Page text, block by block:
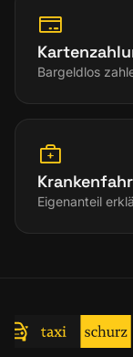
Bargeldlos
Eigenanteil